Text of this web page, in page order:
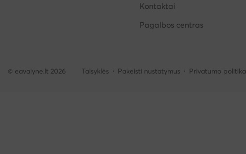
Kontaktai
Pagalbos centras
© eavalyne.lt 2026 Taisyklės Pakeisti nustatymus Privatumo politika